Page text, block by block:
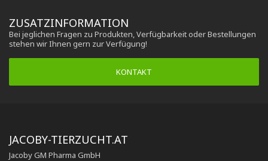
ZUSATZINFORMATION
Bei jeglichen Fragen zu Produkten, Verfügbarkeit oder Bestellungen
stehen wir Ihnen gern zur Verfügung!
KONTAKT
JACOBY-TIERZUCHT.AT
Jacoby GM Pharma GmbH